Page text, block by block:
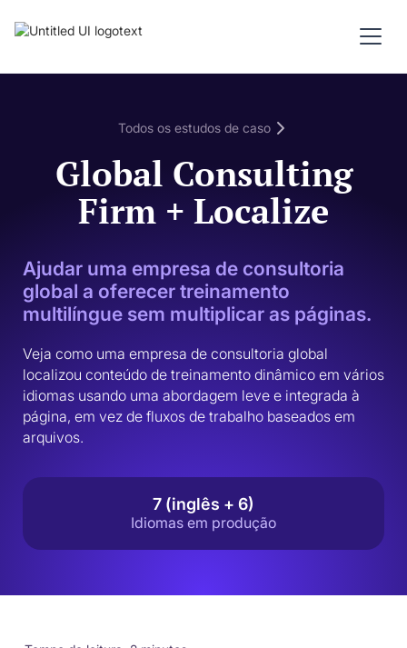
Todos os estudos de caso
Global Consulting
Firm + Localize
Ajudar uma empresa de consultoria
global a oferecer treinamento
multilíngue sem multiplicar as páginas.
Veja como uma empresa de consultoria global
localizou conteúdo de treinamento dinâmico em vários
idiomas usando uma abordagem leve e integrada à
página, em vez de fluxos de trabalho baseados em
arquivos.
7 (inglês + 6)
Idiomas em produção